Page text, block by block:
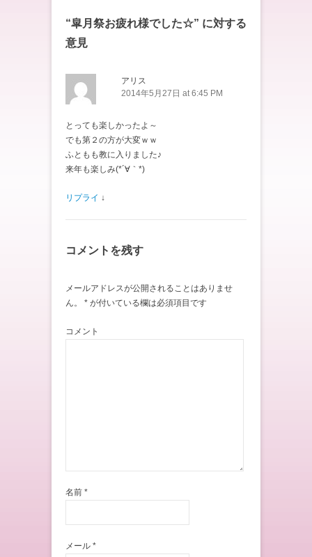
“皐月祭お疲れ様でした☆” に対する
意見
アリス
2014年5月27日 at 6:45 PM
とっても楽しかったよ～
でも第２の方が大変ｗｗ
ふともも教に入りました♪
来年も楽しみ(*´∀｀*)
リプライ ↓
コメントを残す
メールアドレスが公開されることはありませ
ん。
* が付いている欄は必須項目です
コメント
名前 *
メール *